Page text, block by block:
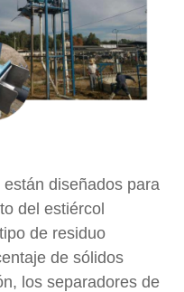
diseñados para
del estiércol
de residuo
de sólidos
los separadores de